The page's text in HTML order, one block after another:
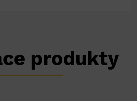
produkty